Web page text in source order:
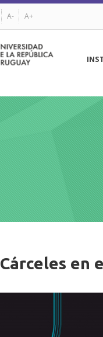
A- A+
Cárceles en
Imagen/Afiche
Cuerpo